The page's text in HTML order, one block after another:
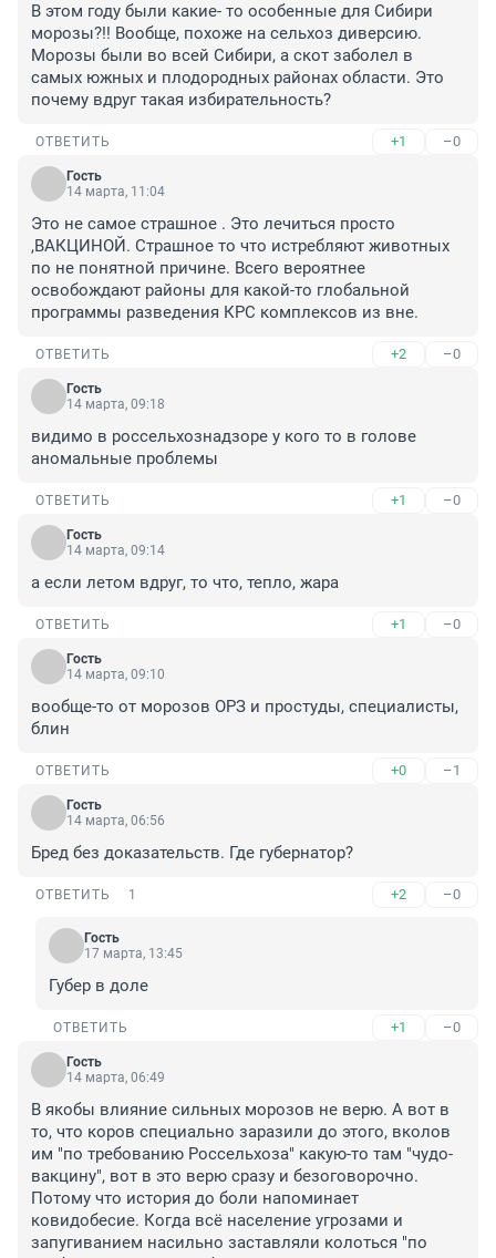
В этом году были какие- то особенные для Сибири
морозы?!! Вообще, похоже на сельхоз диверсию.
Морозы были во всей Сибири, а скот заболел в
самых южных и плодородных районах области. Это
почему вдруг такая избирательность?
ОТВЕТИТЬ +1 –0
Гость
14 марта, 11:04
Это не самое страшное . Это лечиться просто
,ВАКЦИНОЙ. Страшное то что истребляют животных
по не понятной причине. Всего вероятнее
освобождают районы для какой-то глобальной
программы разведения КРС комплексов из вне.
ОТВЕТИТЬ +2 –0
Гость
14 марта, 09:18
видимо в россельхознадзоре у кого то в голове
аномальные проблемы
ОТВЕТИТЬ +1 –0
Гость
14 марта, 09:14
а если летом вдруг, то что, тепло, жара
ОТВЕТИТЬ +1 –0
Гость
14 марта, 09:10
вообще-то от морозов ОРЗ и простуды, специалисты,
блин
ОТВЕТИТЬ +0 –1
Гость
14 марта, 06:56
Бред без доказательств. Где губернатор?
ОТВЕТИТЬ 1 +2 –0
Гость
17 марта, 13:45
Губер в доле
ОТВЕТИТЬ +1 –0
Гость
14 марта, 06:49
В якобы влияние сильных морозов не верю. А вот в
то, что коров специально заразили до этого, вколов
им "по требованию Россельхоза" какую-то там "чудо-
вакцину", вот в это верю сразу и безоговорочно.
Потому что история до боли напоминает
ковидобесие. Когда всё население угрозами и
запугиванием насильно заставляли колоться "по